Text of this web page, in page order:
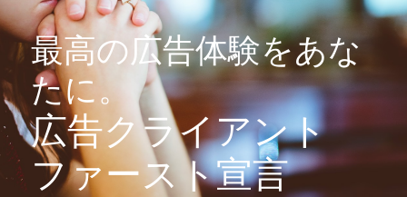
最高の広告体験をあな
たに。
広告クライアント
ファースト宣言